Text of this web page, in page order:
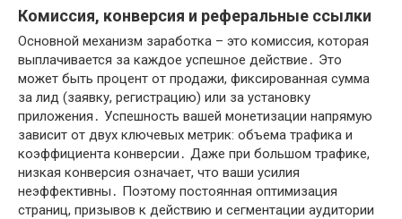
Комиссия, конверсия и реферальные ссылки
Основной механизм заработка – это комиссия, которая
выплачивается за каждое успешное действие․ Это
может быть процент от продажи, фиксированная сумма
за лид (заявку, регистрацию) или за установку
приложения․ Успешность вашей монетизации напрямую
зависит от двух ключевых метрик: объема трафика и
коэффициента конверсии․ Даже при большом трафике,
низкая конверсия означает, что ваши усилия
неэффективны․ Поэтому постоянная оптимизация
страниц, призывов к действию и сегментации аудитории